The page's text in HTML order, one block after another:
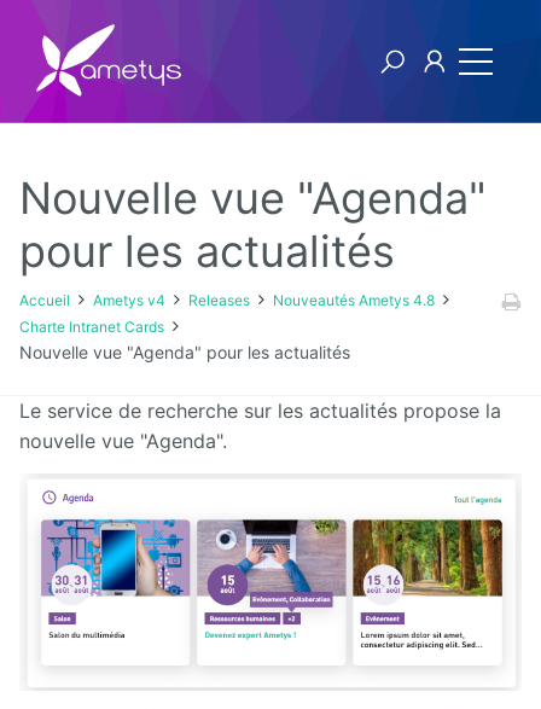
Ametys v4
Licence
Manuel
d'installation
d'exploitation
Manuel
d'administration
Manuel de
paramétrage
et
Nouvelle vue "Agenda"
pour les actualités
Accueil Ametys v4 Releases
Nouveautés Ametys 4.8
Charte Intranet Cards
Nouvelle vue "Agenda" pour les actualités
Le service de recherche sur les actualités propose la
nouvelle vue "Agenda".